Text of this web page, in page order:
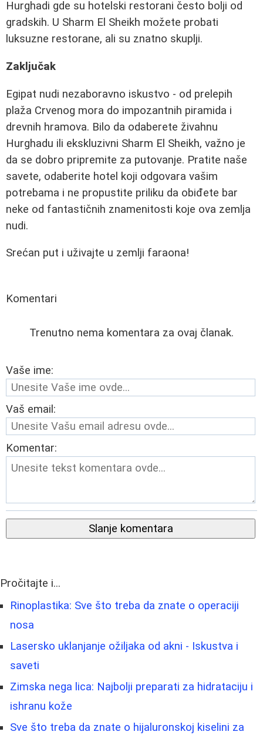
Hurghadi gde su hotelski restorani često bolji od
gradskih. U Sharm El Sheikh možete probati
luksuzne restorane, ali su znatno skuplji.
Zaključak
Egipat nudi nezaboravno iskustvo - od prelepih
plaža Crvenog mora do impozantnih piramida i
drevnih hramova. Bilo da odaberete živahnu
Hurghadu ili ekskluzivni Sharm El Sheikh, važno je
da se dobro pripremite za putovanje. Pratite naše
savete, odaberite hotel koji odgovara vašim
potrebama i ne propustite priliku da obiđete bar
neke od fantastičnih znamenitosti koje ova zemlja
nudi.
Srećan put i uživajte u zemlji faraona!
Komentari
Trenutno nema komentara za ovaj članak.
Vaše ime:
Vaš email:
Komentar:
Slanje komentara
Pročitajte i...
Rinoplastika: Sve što treba da znate o operaciji
nosa
Lasersko uklanjanje ožiljaka od akni - Iskustva i
saveti
Zimska nega lica: Najbolji preparati za hidrataciju i
ishranu kože
Sve što treba da znate o hijaluronskoj kiselini za